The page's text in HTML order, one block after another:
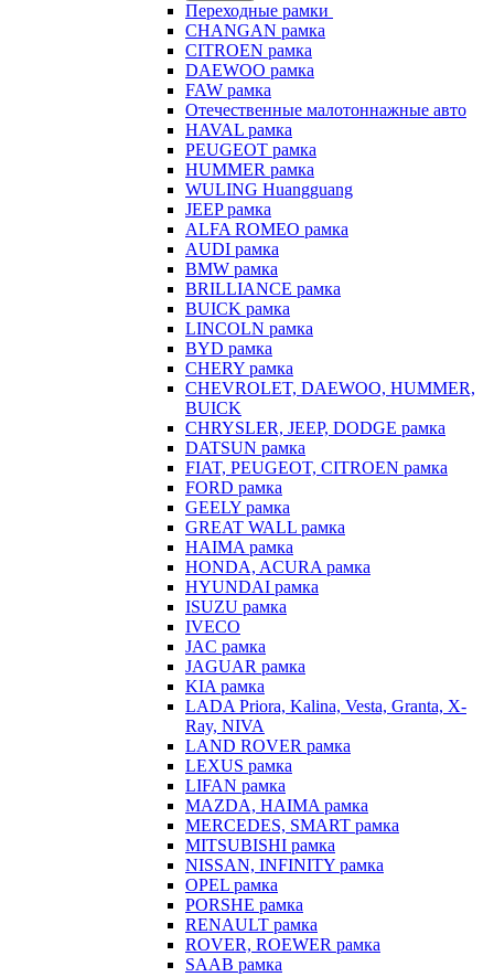
Переходные рамки
CHANGAN рамка
CITROEN рамка
DAEWOO рамка
FAW рамка
Отечественные малотоннажные авто
HAVAL рамка
PEUGEOT рамка
HUMMER рамка
WULING Huangguang
JEEP рамка
ALFA ROMEO рамка
AUDI рамка
BMW рамка
BRILLIANCE рамка
BUICK рамка
LINCOLN рамка
BYD рамка
CHERY рамка
CHEVROLET, DAEWOO, HUMMER,
BUICK
CHRYSLER, JEEP, DODGE рамка
DATSUN рамка
FIAT, PEUGEOT, CITROEN рамка
FORD рамка
GEELY рамка
GREAT WALL рамка
HAIMA рамка
HONDA, ACURA рамка
HYUNDAI рамка
ISUZU рамка
IVECO
JAC рамка
JAGUAR рамка
KIA рамка
LADA Priora, Kalina, Vesta, Granta, X-
Ray, NIVA
LAND ROVER рамка
LEXUS рамка
LIFAN рамка
MAZDA, HAIMA рамка
MERCEDES, SMART рамка
MITSUBISHI рамка
NISSAN, INFINITY рамка
OPEL рамка
PORSHE рамка
RENAULT рамка
ROVER, ROEWER рамка
SAAB рамка